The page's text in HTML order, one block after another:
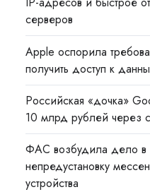
серверов
Apple оспорила
получить доступ к
Российская «дочка»
10 млрд рублей через
ФАС возбудила дело в
непредустановку
устройства